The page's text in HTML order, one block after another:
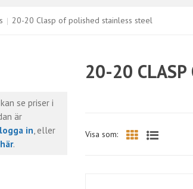
20-20 Clasp of polished stainless steel
se priser i
är
logga in, eller
här.
20-20 CLASP
Visa som: